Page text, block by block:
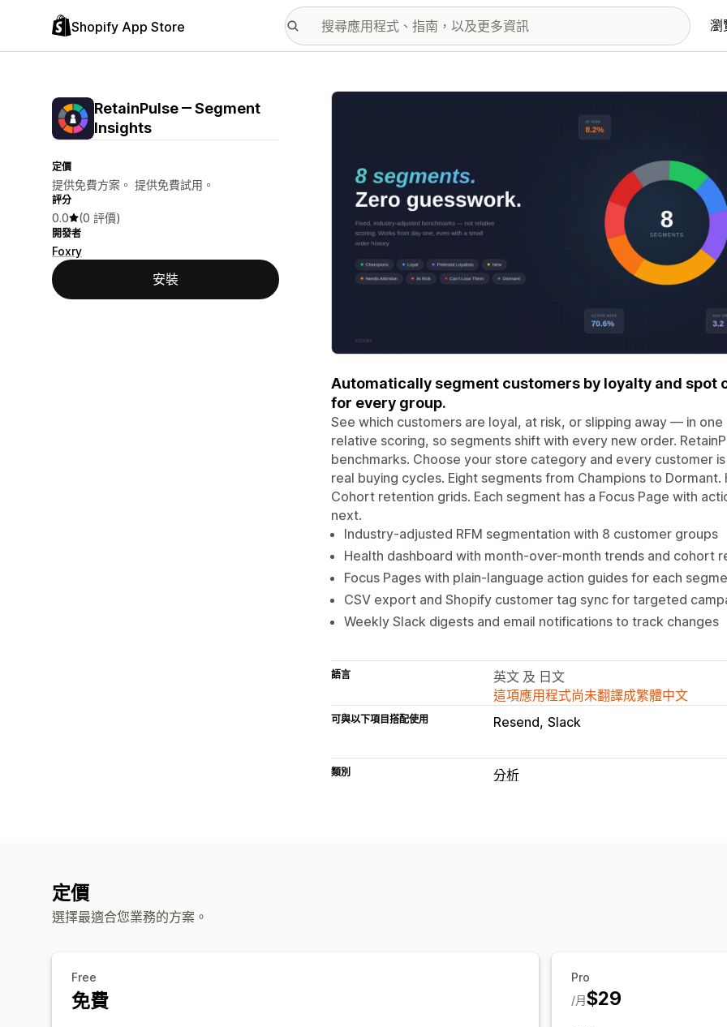
Shopify App Store 瀏
RetainPulse ‒ Segment
Insights
定價
提供免費方案。 提供免費試用。
評分
0.0 (0 評價)
開發者
Foxry
安裝
主要圖片圖庫
Automatically segment customers by loyalty and
for every group.
See which customers are loyal, at risk, or slipping away — in one
relative scoring, so segments shift with every new order.
benchmarks. Choose your store category and every customer
real buying cycles. Eight segments from Champions to
Cohort retention grids. Each segment has a Focus Page with
next.
Industry-adjusted RFM segmentation with 8 customer groups
Health dashboard with month-over-month trends and cohort
Focus Pages with plain-language action guides for each
CSV export and Shopify customer tag sync for targeted
Weekly Slack digests and email notifications to track changes
語言
英文 及 日文
這項應用程式尚未翻譯成繁體中文
可與以下項目搭配使用 Resend Slack
類別 分析
定價
選擇最適合您業務的方案。
Free
免費
Pro
$29
/月